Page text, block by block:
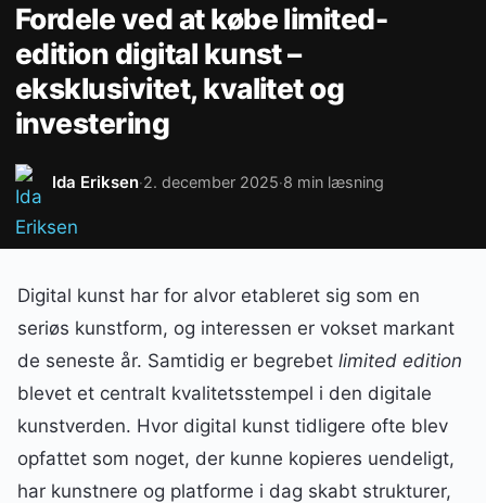
Fordele ved at købe limited-
edition digital kunst –
eksklusivitet, kvalitet og
investering
Ida Eriksen·2. december 2025·8 min læsning
Digital kunst har for alvor etableret sig som en
seriøs kunstform, og interessen er vokset markant
de seneste år. Samtidig er begrebet limited edition
blevet et centralt kvalitetsstempel i den digitale
kunstverden. Hvor digital kunst tidligere ofte blev
opfattet som noget, der kunne kopieres uendeligt,
har kunstnere og platforme i dag skabt strukturer,